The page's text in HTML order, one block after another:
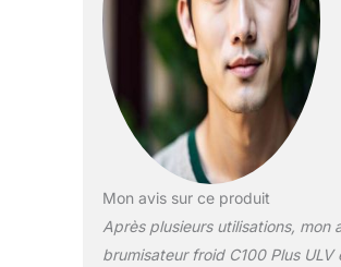
Mon avis sur ce produit
Après plusieurs utilisations, mon
brumisateur froid C100 Plus